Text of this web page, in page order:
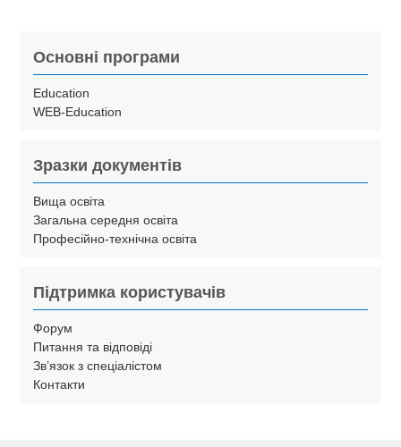
Основні програми
Education
WEB-Education
Зразки документів
Вища освіта
Загальна середня освіта
Професійно-технічна освіта
Підтримка користувачів
Форум
Питання та відповіді
Зв’язок з спеціалістом
Контакти